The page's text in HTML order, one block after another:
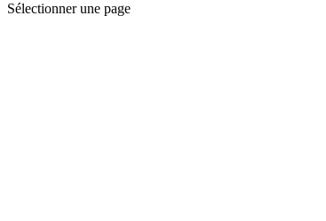
Sélectionner une page